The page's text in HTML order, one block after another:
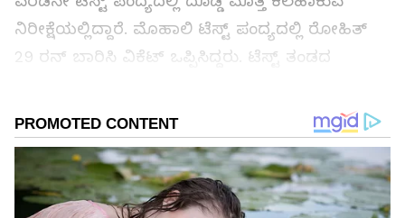
ನಿರೀಕ್ಷೆಯಲ್ಲಿದ್ದಾರೆ. ಮೊಹಾಲಿ ಟೆಸ್ಟ್ ಪಂದ್ಯದಲ್ಲಿ ರೋಹಿತ್
29 ರನ್‌ ಬಾರಿಸಿ ವಿಕೆಟ್‌ ಒಪ್ಪಿಸಿದ್ದರು. ಟೆಸ್ಟ್ ತಂಡದ
ಸಮಗ್ರ ಸುದ್ದಿ ಮೂಲವನ್ನಾಗಿ asianet suvarna news ಅನ್ನು
ಆಯ್ಕೆ ಮಾಡಿಕೊಳ್ಳಿ